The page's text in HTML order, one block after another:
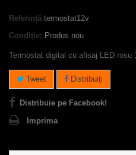
Referință termostat12v
Condiție: Produs nou
Termostat digital cu afisaj LED rosu
Tweet Distribuiţi
Distribuie pe Facebook!
Imprima